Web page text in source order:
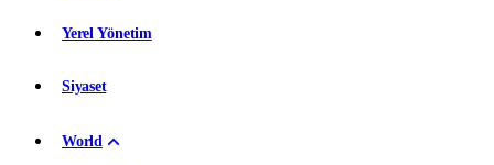
Yerel Yönetim
Siyaset
World